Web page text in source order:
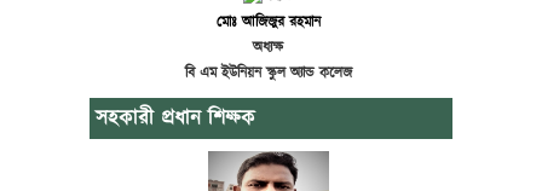
মোঃ আজিজুর রহমান
অধ্যক্ষ
বি এম ইউনিয়ন স্কুল অ্যান্ড কলেজ
সহকারী প্রধান শিক্ষক